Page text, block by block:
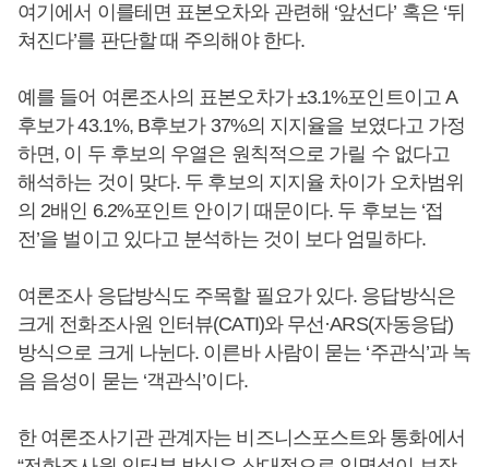
여기에서 이를테면 표본오차와 관련해 ‘앞선다’ 혹은 ‘뒤
쳐진다’를 판단할 때 주의해야 한다.
예를 들어 여론조사의 표본오차가 ±3.1%포인트이고 A
후보가 43.1%, B후보가 37%의 지지율을 보였다고 가정
하면, 이 두 후보의 우열은 원칙적으로 가릴 수 없다고
해석하는 것이 맞다. 두 후보의 지지율 차이가 오차범위
의 2배인 6.2%포인트 안이기 때문이다. 두 후보는 ‘접
전’을 벌이고 있다고 분석하는 것이 보다 엄밀하다.
여론조사 응답방식도 주목할 필요가 있다. 응답방식은
크게 전화조사원 인터뷰(CATI)와 무선·ARS(자동응답)
방식으로 크게 나뉜다. 이른바 사람이 묻는 ‘주관식’과 녹
음 음성이 묻는 ‘객관식’이다.
한 여론조사기관 관계자는 비즈니스포스트와 통화에서